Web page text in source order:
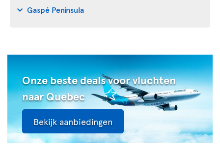
Gaspé Peninsula
Onze beste deals voor vluchten
naar Quebec
Bekijk aanbiedingen